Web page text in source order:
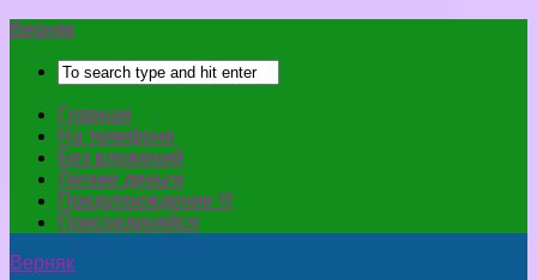
Верняк
Главная
На телефоне
Без вложений
Легкие деньги
Предупреждение !!!
Присоединяйся
Верняк